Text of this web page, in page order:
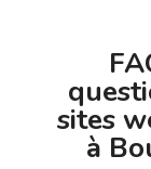
sites
à